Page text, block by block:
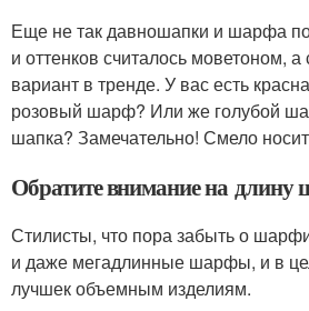
Еще не так давношапки и шарфа
и оттенков считалось моветоном,
вариант в тренде. У вас есть
розовый шарф? Или же голубой
шапка? Замечательно! Смело
Обратите внимание на длину
Стилисты, что пора забыть о
и даже мегадлинные шарфы, и в
лучшек объемным изделиям.